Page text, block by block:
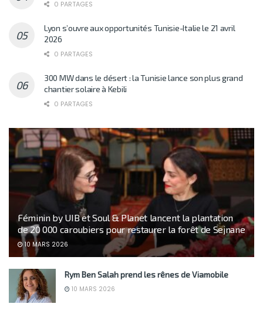
0 PARTAGES
Lyon s’ouvre aux opportunités Tunisie-Italie le 21 avril
2026
0 PARTAGES
300 MW dans le désert : la Tunisie lance son plus grand
chantier solaire à Kebili
0 PARTAGES
Féminin by UIB et Soul & Planet lancent la plantation
de 20 000 caroubiers pour restaurer la forêt de Sejnane
10 MARS 2026
Rym Ben Salah prend les rênes de Viamobile
10 MARS 2026